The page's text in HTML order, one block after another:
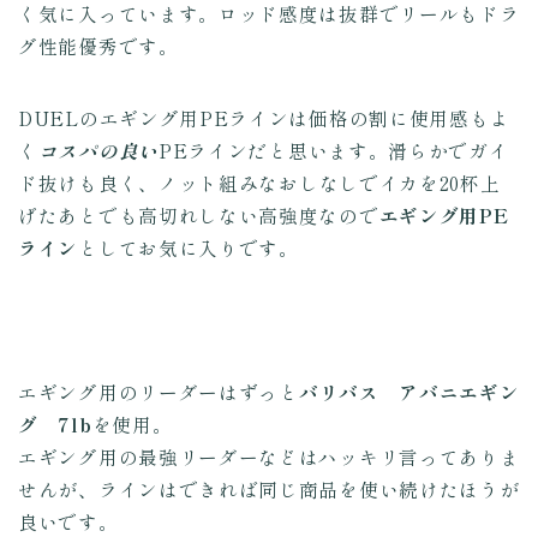
く気に入っています。ロッド感度は抜群でリールもドラ
グ性能優秀です。
DUELのエギング用PEラインは価格の割に使用感もよ
く コスパの良いPEラインだと思います。滑らかでガイ
ド抜けも良く、 ノット組みなおしなしでイカを20杯上
げたあとでも高切れしない高強度なのでエギング用PE
ライン としてお気に入りです。
エギング用のリーダーはずっと バリバス アバニエギン
グ 7lb を使用。
エギング用の最強リーダーなどはハッキリ言ってありま
せんが、ラインはできれば同じ商品を使い続けたほうが
良いです。